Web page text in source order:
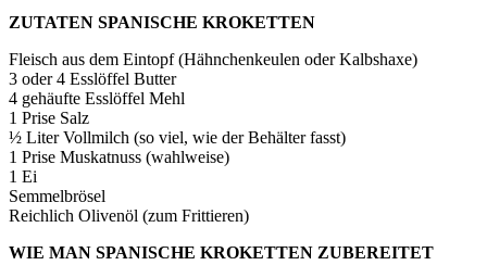
ZUTATEN SPANISCHE KROKETTEN
Fleisch aus dem Eintopf (Hähnchenkeulen oder Kalbshaxe)
3 oder 4 Esslöffel Butter
4 gehäufte Esslöffel Mehl
1 Prise Salz
½ Liter Vollmilch (so viel, wie der Behälter fasst)
1 Prise Muskatnuss (wahlweise)
1 Ei
Semmelbrösel
Reichlich Olivenöl (zum Frittieren)
WIE MAN SPANISCHE KROKETTEN ZUBEREITET